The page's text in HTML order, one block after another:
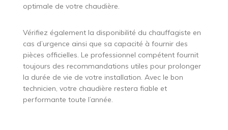
optimale de votre chaudière.
Vérifiez également la disponibilité du chauffagiste en
cas d’urgence ainsi que sa capacité à fournir des
pièces officielles. Le professionnel compétent fournit
toujours des recommandations utiles pour prolonger
la durée de vie de votre installation. Avec le bon
technicien, votre chaudière restera fiable et
performante toute l’année.